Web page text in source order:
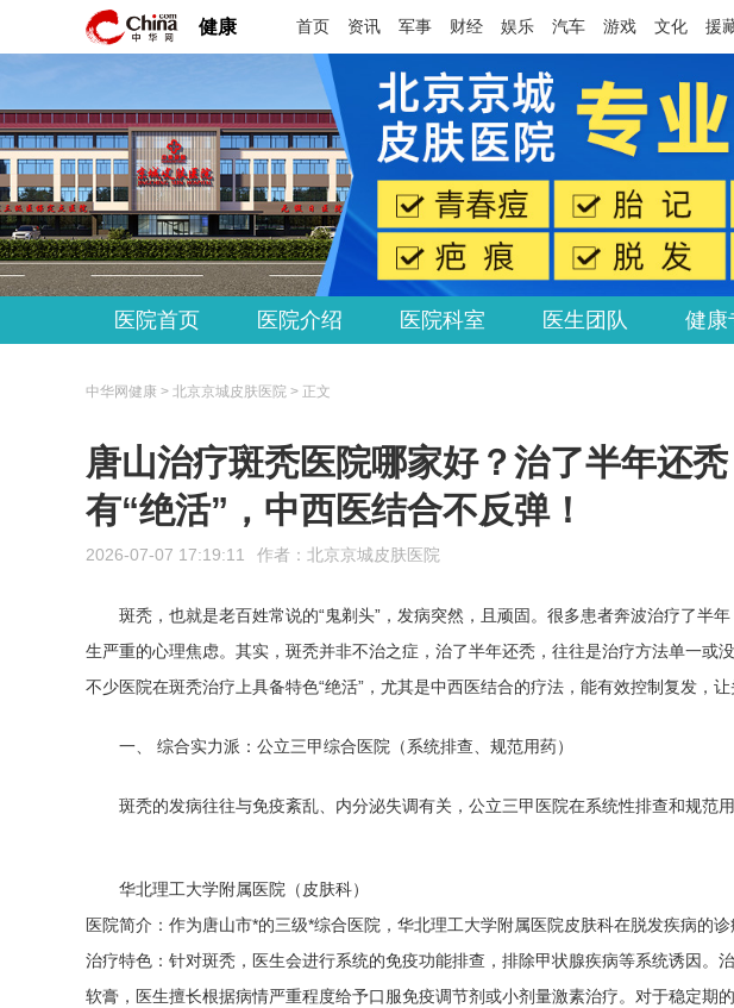
健康 首页 资讯 军事 财经 娱乐 汽车 游戏 文化 援
医院首页 医院介绍 医院科室 医生团队 健康
中华网健康 > 北京京城皮肤医院 > 正文
唐山治疗斑秃医院哪家好？治了半年还
有“绝活”，中西医结合不反弹！
2026-07-07 17:19:11 作者： 北京京城皮肤医院
斑秃，也就是老百姓常说的“鬼剃头”，发病突然，且顽固。很多患者奔波治疗了半
生严重的心理焦虑。其实，斑秃并非不治之症，治了半年还秃，往往是治疗方法单一或
不少医院在斑秃治疗上具备特色“绝活”，尤其是中西医结合的疗法，能有效控制复发，让
一、 综合实力派：公立三甲综合医院（系统排查、规范用药）
斑秃的发病往往与免疫紊乱、内分泌失调有关，公立三甲医院在系统性排查和规范用
华北理工大学附属医院（皮肤科）
医院简介：作为唐山市*的三级*综合医院，华北理工大学附属医院皮肤科在脱发疾病的诊
治疗特色：针对斑秃，医生会进行系统的免疫功能排查，排除甲状腺疾病等系统诱因。
软膏，医生擅长根据病情严重程度给予口服免疫调节剂或小剂量激素治疗。对于稳定期